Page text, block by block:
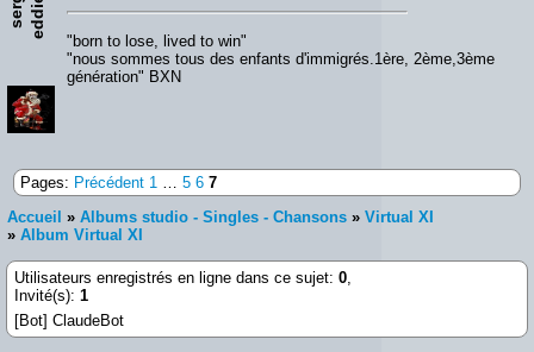
g
e
"born to lose, lived to win"
"nous sommes tous des enfants d'immigrés.1ère, 2ème,3ème
génération" BXN
Pages: Précédent 1 … 5 6 7
Accueil » Albums studio - Singles - Chansons » Virtual XI
» Album Virtual XI
Utilisateurs enregistrés en ligne dans ce sujet: 0,
Invité(s): 1
[Bot] ClaudeBot